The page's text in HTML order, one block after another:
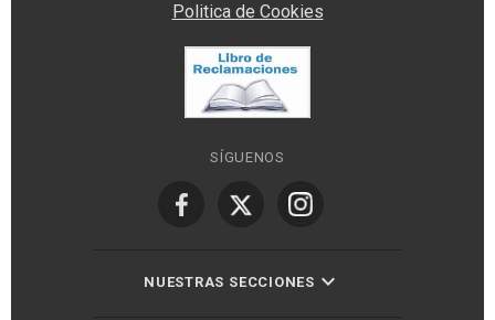
Politica de Cookies
SÍGUENOS
NUESTRAS SECCIONES